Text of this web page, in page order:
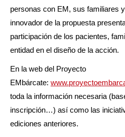
personas con EM, sus familiares
innovador de la propuesta
participación de los pacientes,
entidad en el diseño de la acción.
En la web del Proyecto
EMbárcate:
toda la información necesaria
inscripción…) así como las
ediciones anteriores.